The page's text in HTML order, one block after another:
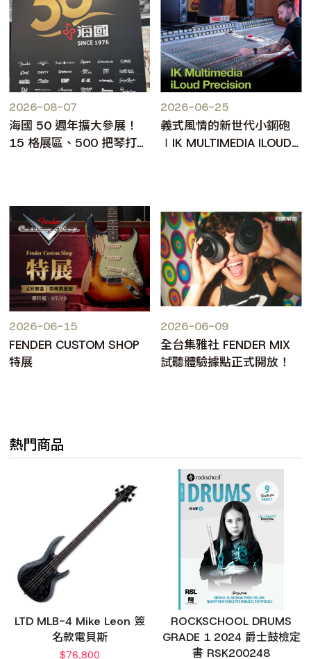
2026-08-07
海國 50 週年擴大參展！
15 格展區、500 把琴打造
2026-06-25
義式風情的新世代小鋼砲
∣IK MULTIMEDIA ILOUD
2026-06-15
FENDER CUSTOM SHOP
特展
2026-06-09
全台集雅社 FENDER MIX
試聽體驗據點正式開放！
熱門商品
LTD MLB-4 Mike Leon 簽
名款電貝斯
$76,800
ROCKSCHOOL DRUMS
GRADE 1 2024 爵士鼓檢定
書 RSK200248